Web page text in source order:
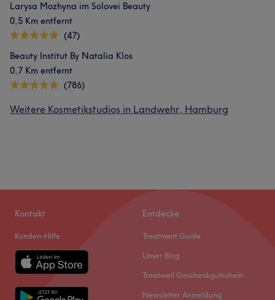
Larysa Mozhyna im Solovei Beauty
0,5 Km entfernt
(47)
Beauty Institut By Natalia Klos
0,7 Km entfernt
(786)
Weitere Kosmetikstudios in Landwehr, Hamburg
Kontakt
Kunden-Hilfe
Entdecke
Treatment Guide
Unser Blog
Treatwell Geschenkgutschein
Newsletter Anmeldung